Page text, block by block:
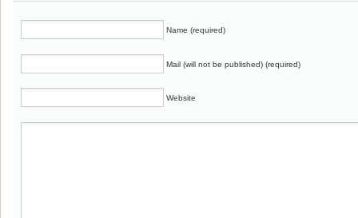
Name (required)
Mail (will not be published) (required)
Website